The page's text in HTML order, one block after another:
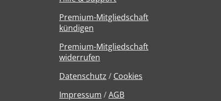
Premium-Mitgliedschaft
kündigen
Premium-Mitgliedschaft
widerrufen
Datenschutz / Cookies
Impressum /AGB